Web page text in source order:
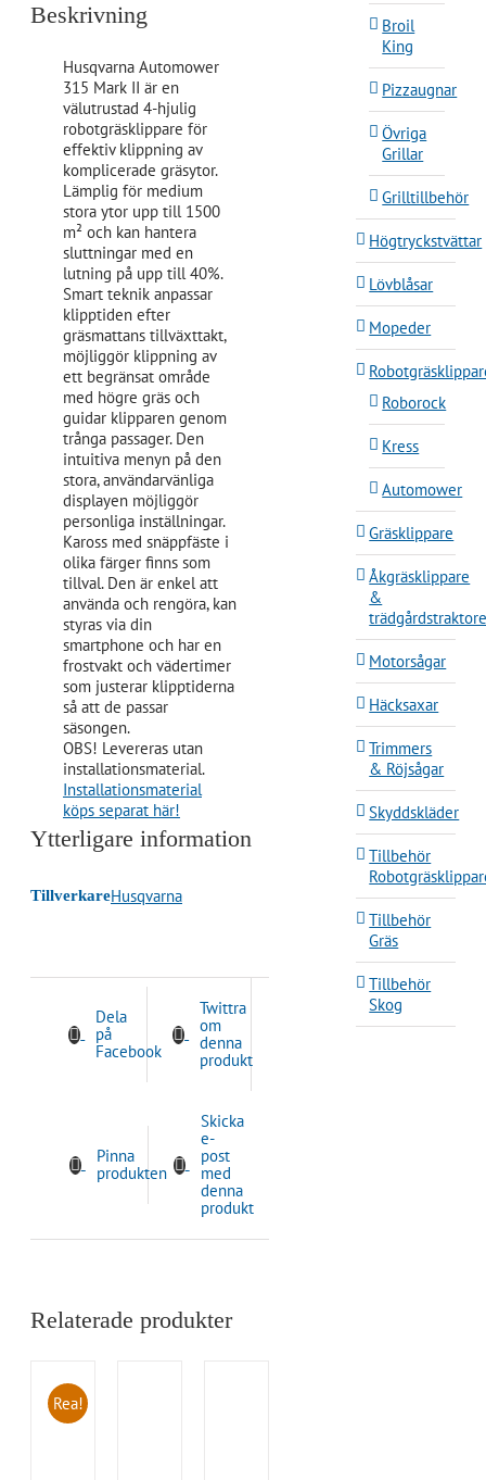
Beskrivning
Husqvarna Automower
315 Mark II är en
välutrustad 4-hjulig
robotgräsklippare för
effektiv klippning av
komplicerade gräsytor.
Lämplig för medium
stora ytor upp till 1500
m² och kan hantera
sluttningar med en
lutning på upp till 40%.
Smart teknik anpassar
klipptiden efter
gräsmattans tillväxttakt,
möjliggör klippning av
ett begränsat område
med högre gräs och
guidar klipparen genom
trånga passager. Den
intuitiva menyn på den
stora, användarvänliga
displayen möjliggör
personliga inställningar.
Kaross med snäppfäste i
olika färger finns som
tillval. Den är enkel att
använda och rengöra, kan
styras via din
smartphone och har en
frostvakt och vädertimer
som justerar klipptiderna
så att de passar
säsongen.
OBS! Levereras utan
installationsmaterial.
Installationsmaterial
köps separat här!
Ytterligare information
TillverkareHusqvarna
Dela
på
Facebook
Twittra
om
denna
produkt
Pinna
produkten
Skicka
e-
post
med
denna
produkt
Relaterade produkter
Rea!
Broil
King
Pizzaugnar
Övriga
Grillar
Grilltillbehör
Högtryckstvättar
Lövblåsar
Mopeder
Roborock
Kress
Automower
Gräsklippare
Åkgräsklippare
&
Motorsågar
Häcksaxar
Trimmers
& Röjsågar
Skyddskläder
Tillbehör
Tillbehör
Gräs
Tillbehör
Skog